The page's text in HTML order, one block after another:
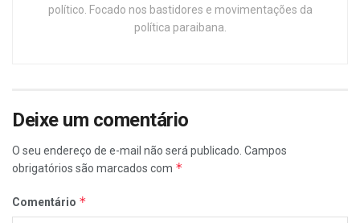
político. Focado nos bastidores e movimentações da
política paraibana.
Deixe um comentário
O seu endereço de e-mail não será publicado. Campos
obrigatórios são marcados com *
Comentário *